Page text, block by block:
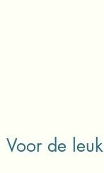
Voor de leuk